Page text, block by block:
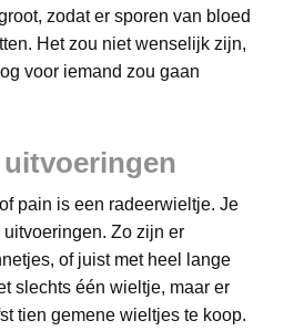
zodat er sporen van bloed
Het zou niet wenselijk zijn,
voor iemand zou gaan
pain is een radeerwieltje. Je
Zo zijn er
of juist met heel lange
slechts één wieltje, maar er
tien gemene wieltjes te koop.